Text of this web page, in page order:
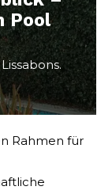
Pool
Rahmen für